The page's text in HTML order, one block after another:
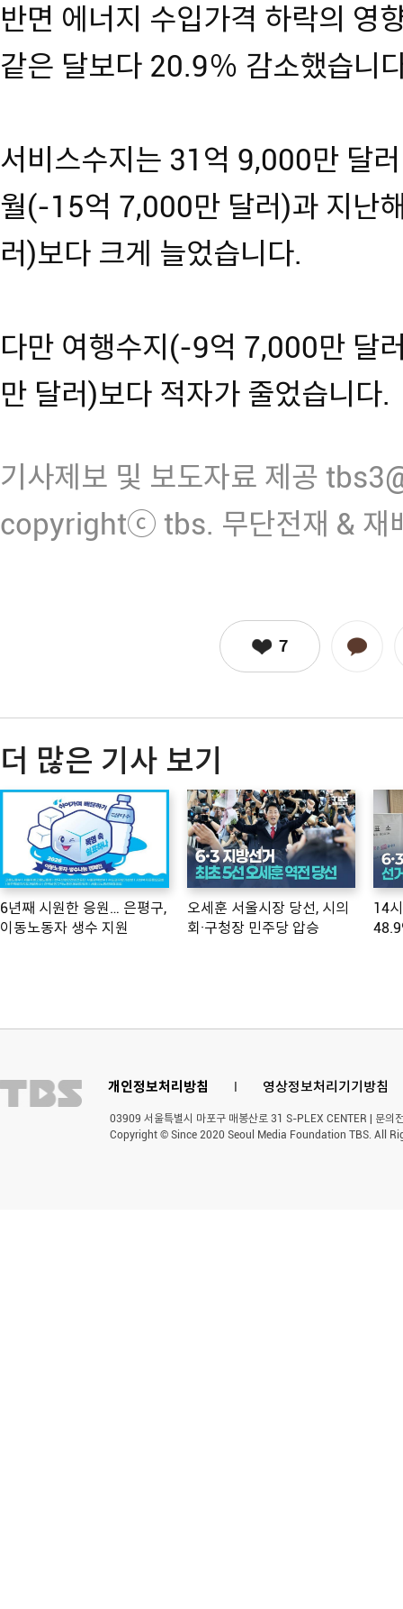
반면 에너지 수입가격 하락의 영
같은 달보다 20.9％ 감소했습니
서비스수지는 31억 9,000만 달
월(-15억 7,000만 달러)과 지난
러)보다 크게 늘었습니다.
다만 여행수지(-9억 7,000만 달
만 달러)보다 적자가 줄었습니다.
기사제보 및 보도자료 제공
copyrightⓒ tbs. 무단전재 & 재
7
더 많은 기사 보기
6년째 시원한 응원… 은평구,
이동노동자 생수 지원
오세훈 서울시장 당선, 시의
회·구청장 민주당 압승
14
개인정보처리방침 l 영상정보처리기기방침
03909 서울특별시 마포구 매봉산로 31 S-PLEX CENTER | 문
Copyright © Since 2020 Seoul Media Foundation TBS. All